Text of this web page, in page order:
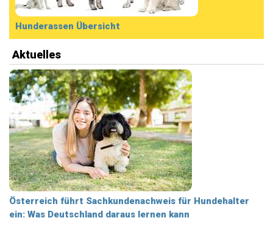
Hunderassen Übersicht
Aktuelles
Österreich führt Sachkundenachweis für Hundehalter
ein: Was Deutschland daraus lernen kann